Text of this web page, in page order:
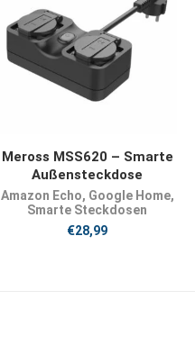
JETZT KAUFEN
Meross MSS620 – Smarte
Außensteckdose
Amazon Echo, Google Home,
Smarte Steckdosen
€28,99